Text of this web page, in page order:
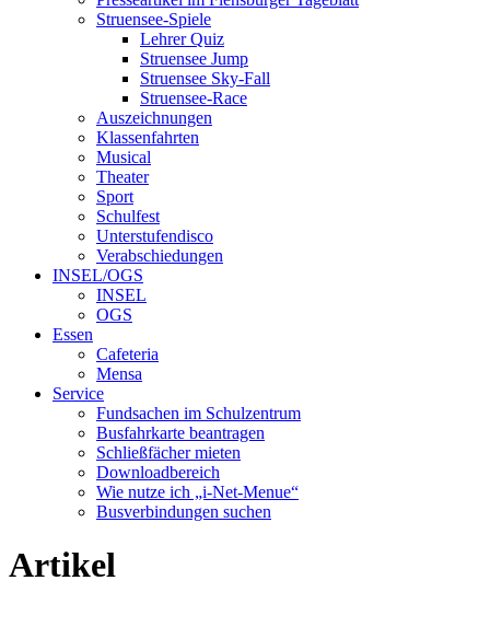
Struensee-Spiele
Lehrer Quiz
Struensee Jump
Struensee Sky-Fall
Struensee-Race
Auszeichnungen
Klassenfahrten
Musical
Theater
Sport
Schulfest
Unterstufendisco
Verabschiedungen
INSEL/OGS
INSEL
OGS
Essen
Cafeteria
Mensa
Service
Fundsachen im Schulzentrum
Busfahrkarte beantragen
Schließfächer mieten
Downloadbereich
Wie nutze ich „i-Net-Menue“
Busverbindungen suchen
Artikel